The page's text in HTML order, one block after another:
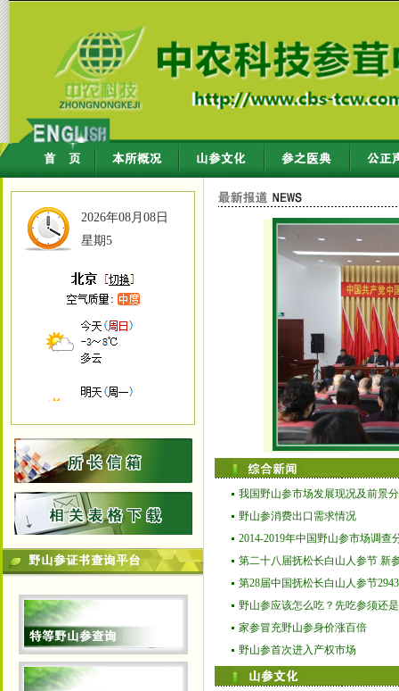
2026年08月08日
星期5
我国野山参市场发展现况及前景
野山参消费出口需求情况
2014-2019年中国野山参市场调查
第二十八届抚松长白山人参节 新
第28届中国抚松长白山人参节2943
野山参应该怎么吃？先吃参须还
家参冒充野山参身价涨百倍
野山参首次进入产权市场